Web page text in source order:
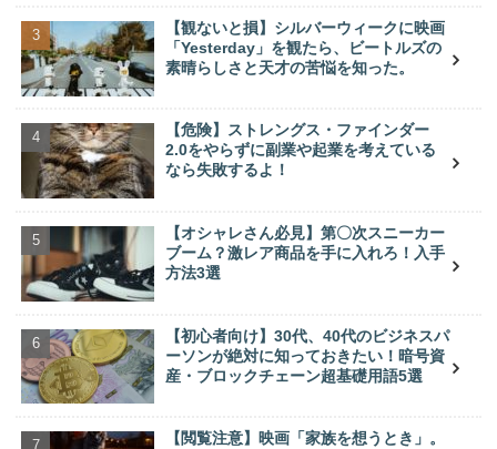
【観ないと損】シルバーウィークに映画
「Yesterday」を観たら、ビートルズの
素晴らしさと天才の苦悩を知った。
【危険】ストレングス・ファインダー
2.0をやらずに副業や起業を考えている
なら失敗するよ！
【オシャレさん必見】第〇次スニーカー
ブーム？激レア商品を手に入れろ！入手
方法3選
【初心者向け】30代、40代のビジネスパ
ーソンが絶対に知っておきたい！暗号資
産・ブロックチェーン超基礎用語5選
【閲覧注意】映画「家族を想うとき」。